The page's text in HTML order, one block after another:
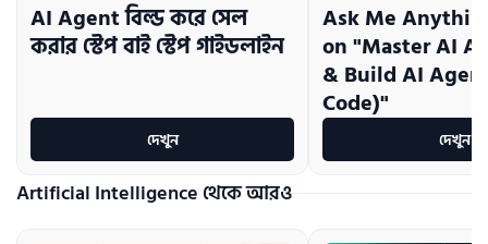
AI Agent বিল্ড করে সেল
করার স্টেপ বাই স্টেপ গাইডলাইন
দেখুন
Ask Me
on "Master AI
& Build AI
Code)"
দেখুন
Artificial Intelligence থেকে আরও